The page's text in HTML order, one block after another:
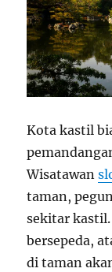
Kota kastil
Wisatawan
taman,
sekitar
bersepeda,
di taman